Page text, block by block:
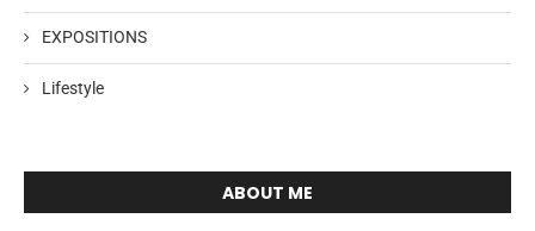
EXPOSITIONS
Lifestyle
ABOUT ME